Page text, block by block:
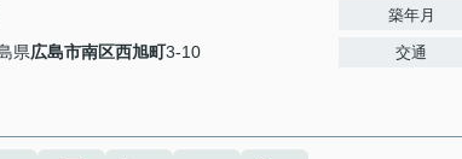
県広島市南区西旭町3-10
築年月
交通